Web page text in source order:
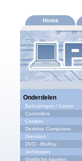
Home
Onderdelen
Behuizingen / Cases
Controllers
Coolers
Desktop Computers
Diensten
DVD - BluRay
Geheugen
Grafische kaarten